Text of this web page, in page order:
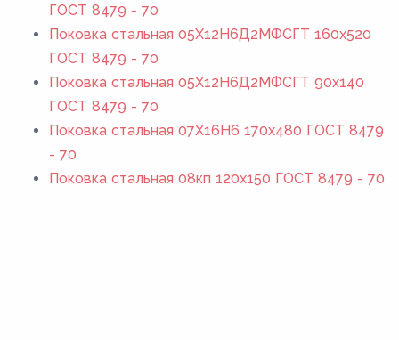
ГОСТ 8479 - 70
Поковка стальная 05Х12Н6Д2МФСГТ 160x520
ГОСТ 8479 - 70
Поковка стальная 05Х12Н6Д2МФСГТ 90x140
ГОСТ 8479 - 70
Поковка стальная 07Х16Н6 170x480 ГОСТ 8479
- 70
Поковка стальная 08кп 120x150 ГОСТ 8479 - 70